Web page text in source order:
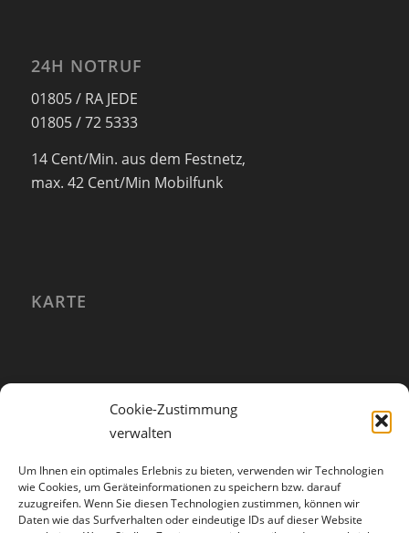
Cookie-Zustimmung
verwalten
Um Ihnen ein optimales Erlebnis zu bieten, verwenden wir Technologien
wie Cookies, um Geräteinformationen zu speichern bzw. darauf
zuzugreifen. Wenn Sie diesen Technologien zustimmen, können wir
Daten wie das Surfverhalten oder eindeutige IDs auf dieser Website
24H NOTRUF
01805 / RA JEDE
01805 / 72 5333
14 Cent/Min. aus dem Festnetz,
max. 42 Cent/Min Mobilfunk
KARTE